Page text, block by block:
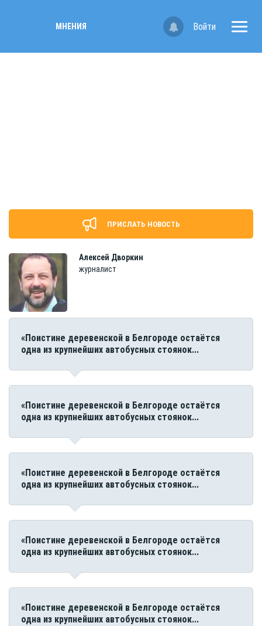
МНЕНИЯ Войти
ПРИСЛАТЬ НОВОСТЬ
Алексей Дворкин
журналист
«Поистине деревенской в Белгороде остаётся
одна из крупнейших автобусных стоянок...
«Поистине деревенской в Белгороде остаётся
одна из крупнейших автобусных стоянок...
«Поистине деревенской в Белгороде остаётся
одна из крупнейших автобусных стоянок...
«Поистине деревенской в Белгороде остаётся
одна из крупнейших автобусных стоянок...
«Поистине деревенской в Белгороде остаётся
одна из крупнейших автобусных стоянок...